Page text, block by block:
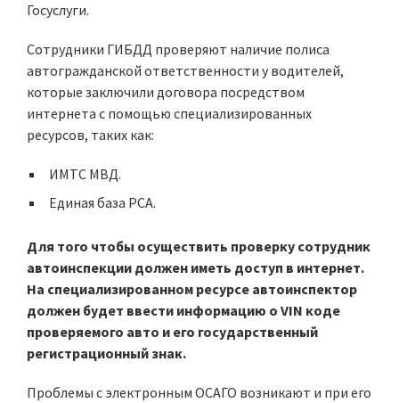
Госуслуги.
Сотрудники ГИБДД проверяют наличие полиса
автогражданской ответственности у водителей,
которые заключили договора посредством
интернета с помощью специализированных
ресурсов, таких как:
ИМТС МВД.
Единая база РСА.
Для того чтобы осуществить проверку сотрудник
автоинспекции должен иметь доступ в интернет.
На специализированном ресурсе автоинспектор
должен будет ввести информацию о VIN коде
проверяемого авто и его государственный
регистрационный знак.
Проблемы с электронным ОСАГО возникают и при его